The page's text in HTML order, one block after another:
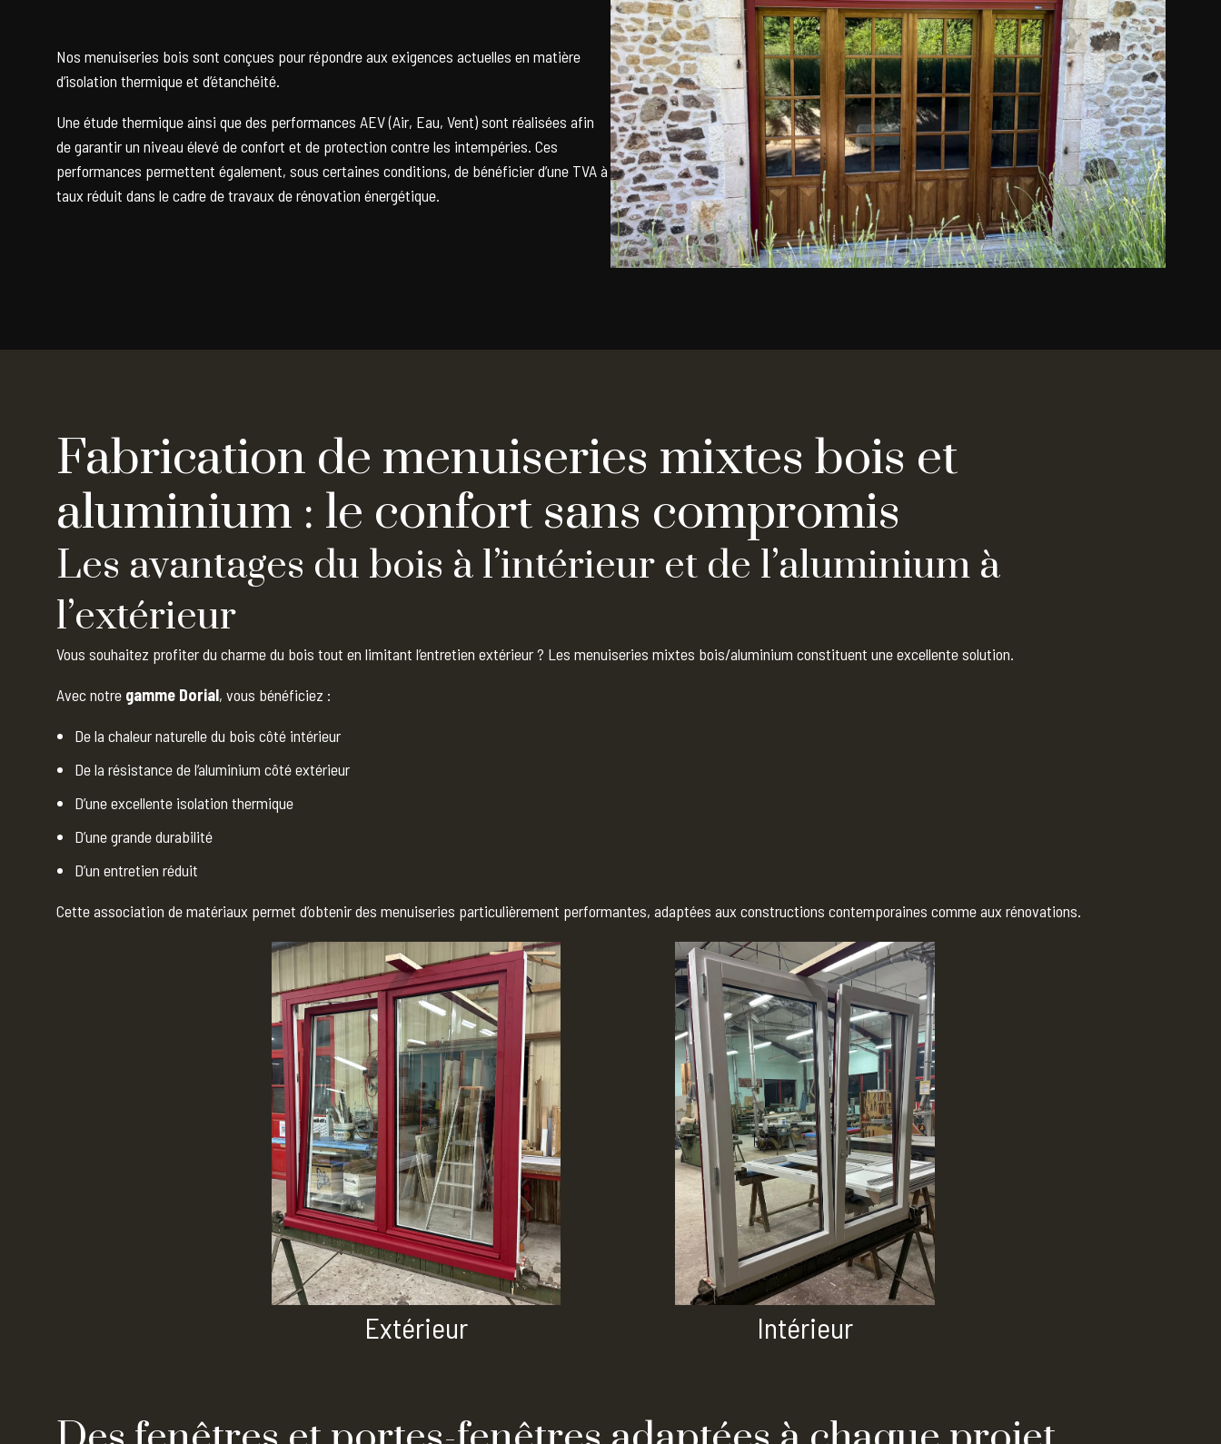
Nos menuiseries bois sont conçues pour répondre aux exigences actuelles en matière
d’isolation thermique et d’étanchéité.
Une étude thermique ainsi que des performances AEV (Air, Eau, Vent) sont réalisées afin
de garantir un niveau élevé de confort et de protection contre les intempéries. Ces
performances permettent également, sous certaines conditions, de bénéficier d’une TVA à
taux réduit dans le cadre de travaux de rénovation énergétique.
Fabrication de menuiseries mixtes bois et
aluminium : le confort sans compromis
Les avantages du bois à l’intérieur et de l’aluminium à
l’extérieur
Vous souhaitez profiter du charme du bois tout en limitant l’entretien extérieur ? Les menuiseries mixtes bois/aluminium constituent une excellente solution.
Avec notre gamme Dorial, vous bénéficiez :
De la chaleur naturelle du bois côté intérieur
De la résistance de l’aluminium côté extérieur
D’une excellente isolation thermique
D’une grande durabilité
D’un entretien réduit
Cette association de matériaux permet d’obtenir des menuiseries particulièrement performantes, adaptées aux constructions contemporaines comme aux rénovations.
Extérieur Intérieur